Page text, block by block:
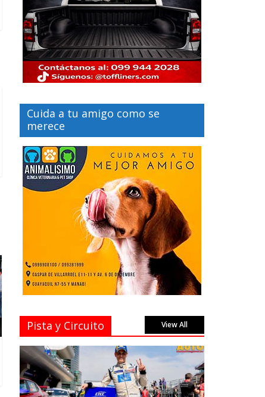
Cuida a tu amigo como se
merece
Pista y Circuito View All